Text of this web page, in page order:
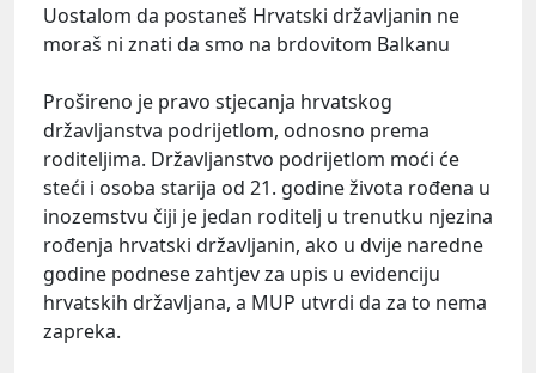
Uostalom da postaneš Hrvatski državljanin ne
moraš ni znati da smo na brdovitom Balkanu
Prošireno je pravo stjecanja hrvatskog
državljanstva podrijetlom, odnosno prema
roditeljima. Državljanstvo podrijetlom moći će
steći i osoba starija od 21. godine života rođena u
inozemstvu čiji je jedan roditelj u trenutku njezina
rođenja hrvatski državljanin, ako u dvije naredne
godine podnese zahtjev za upis u evidenciju
hrvatskih državljana, a MUP utvrdi da za to nema
zapreka.